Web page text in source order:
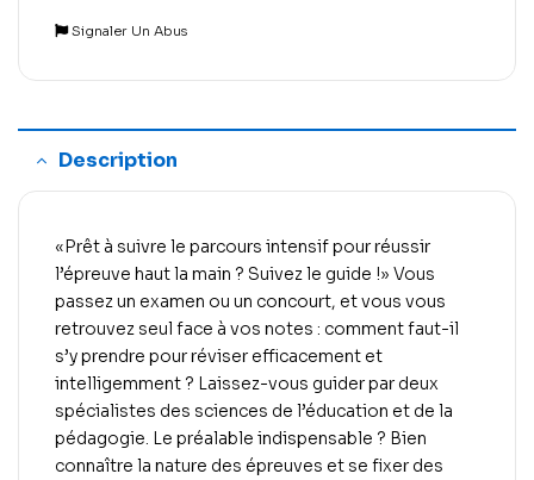
Signaler Un Abus
Description
«Prêt à suivre le parcours intensif pour réussir
l’épreuve haut la main ? Suivez le guide !» Vous
passez un examen ou un concourt, et vous vous
retrouvez seul face à vos notes : comment faut-il
s’y prendre pour réviser efficacement et
intelligemment ? Laissez-vous guider par deux
spécialistes des sciences de l’éducation et de la
pédagogie. Le préalable indispensable ? Bien
connaître la nature des épreuves et se fixer des